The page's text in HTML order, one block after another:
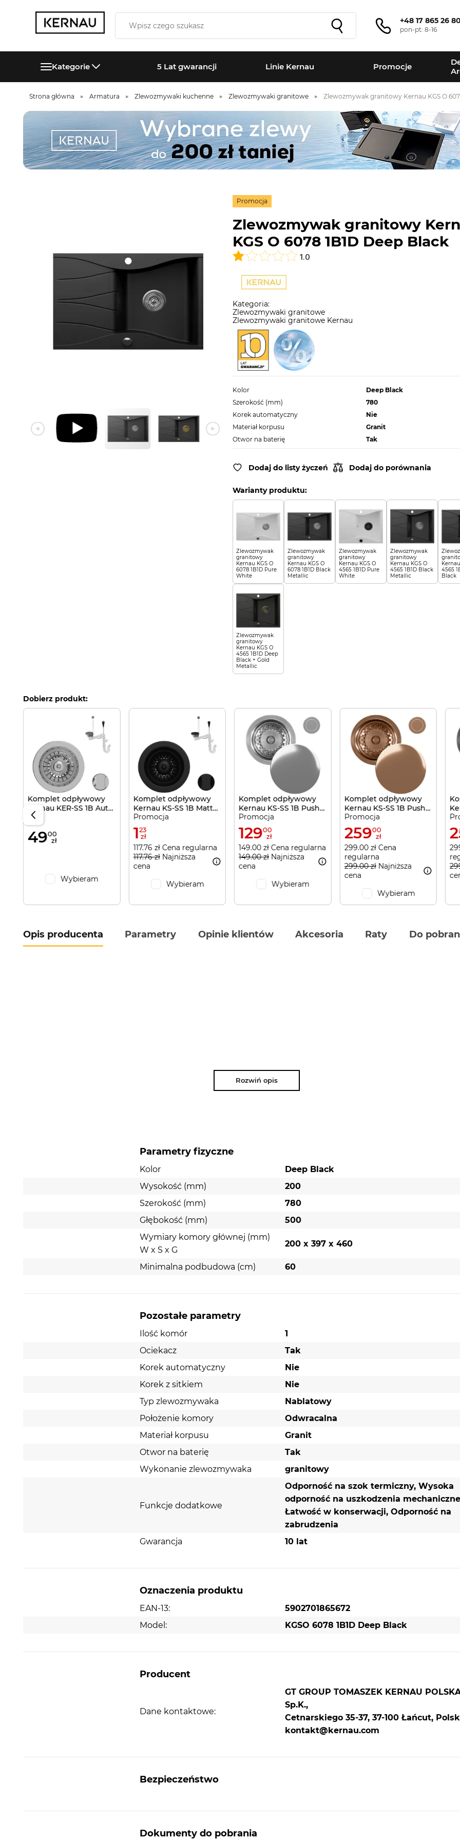
+48 17 865 26
pon-pt: 8-16
Kategorie 5 Lat gwarancji Linie Kernau Promocje
Strona główna Armatura Zlewozmywaki kuchenne Zlewozmywaki granitowe Zlewozmywak granitowy Kernau KGS O
Promocja
Zlewozmywak granitowy
KGS O 6078 1B1D Deep Black
1.0
Kategoria:
Zlewozmywaki granitowe
Zlewozmywaki granitowe Kernau
Kolor
Deep Black
Szerokość (mm)
780
Korek automatyczny
Nie
Materiał korpusu
Granit
Otwor na baterię
Tak
Dodaj do listy życzeń Dodaj do porównania
Warianty produktu:
Zlewozmywak
granitowy
Kernau KGS O
6078 1B1D Pure
White
Zlewozmywak
granitowy
Kernau KGS O
6078 1B1D Black
Metallic
Zlewozmywak
granitowy
Kernau KGS O
4565 1B1D Pure
White
Zlewozmywak
granitowy
Kernau KGS O
4565 1B1D Black
Metallic
4565
Black
Zlewozmywak
granitowy
Kernau KGS O
4565 1B1D Deep
Black + Gold
Metallic
Dobierz produkt:
Komplet odpływowy
Kernau KER-SS 1B Aut
Silver
4900
zł
Wybieram
Komplet odpływowy
Kernau KS-SS 1B Matt
Black
Promocja
123
zł
117.76 zł Cena regularna
117.76 złNajniższa
cena
Wybieram
Komplet odpływowy
Kernau KS-SS 1B Push-
Push Silver
Promocja
12900
zł
149.00 zł Cena regularna
149.00 złNajniższa
cena
Wybieram
Komplet odpływowy
Kernau KS-SS 1B Push-
Push Copper
Promocja
25900
zł
299.00 zł Cena
regularna
299.00 złNajniższa
cena
Wybieram
Opis producenta Parametry Opinie klientów Akcesoria Raty Do
Rozwiń opis
Parametry fizyczne
Kolor
Deep Black
Wysokość (mm)
200
Szerokość (mm)
780
Głębokość (mm)
500
Wymiary komory głównej (mm)
W x S x G
200 x 397 x 460
Minimalna podbudowa (cm) 60
Pozostałe parametry
Ilość komór
1
Ociekacz
Tak
Korek automatyczny
Nie
Korek z sitkiem
Nie
Typ zlewozmywaka
Nablatowy
Położenie komory
Odwracalna
Materiał korpusu
Granit
Otwor na baterię
Tak
Wykonanie zlewozmywaka
granitowy
Funkcje dodatkowe
Odporność na szok termiczny, Wysoka
odporność na uszkodzenia
Łatwość w konserwacji, Odporność na
zabrudzenia
Gwarancja
10 lat
Oznaczenia produktu
EAN-13:
5902701865672
Model:
KGSO 6078 1B1D Deep Black
Producent
Dane kontaktowe:
GT GROUP TOMASZEK KERNAU
Sp.K.,
Cetnarskiego 35-37, 37-100 Łańcut,
kontakt@kernau.com
Bezpieczeństwo
Dokumenty do pobrania